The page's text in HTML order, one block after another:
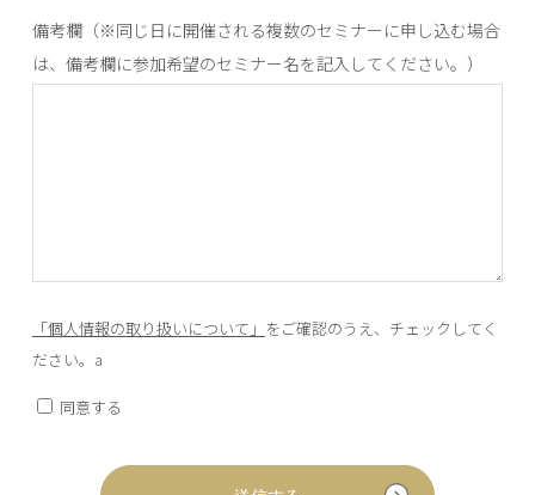
備考欄（※同じ日に開催される複数のセミナーに申し込む場合
は、備考欄に参加希望のセミナー名を記入してください。）
「個人情報の取り扱いについて」 をご確認のうえ、チェックしてく
ださい。a
同意する